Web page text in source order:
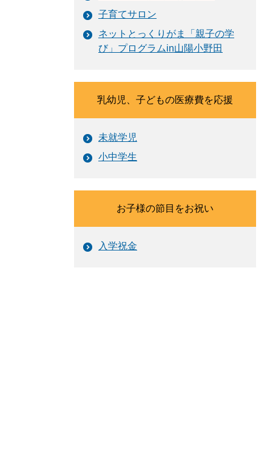
子育てサロン
ネットとっくりがま「親子の学
び」プログラムin山陽小野田
乳幼児、子どもの医療費を応援
未就学児
小中学生
お子様の節目をお祝い
入学祝金